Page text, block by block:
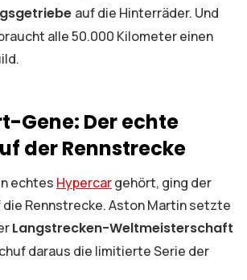
auf die Hinterräder. Und
alle 50.000 Kilometer einen
Gene: Der echte
der Rennstrecke
echtes Hypercargehört, ging der
die Rennstrecke. Aston Martin setzte
Langstrecken-Weltmeisterschaft
daraus die limitierte Serie der